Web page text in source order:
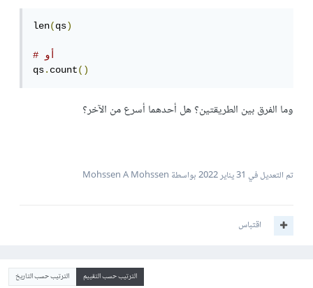
len(qs)
# أو
qs.count()
وما الفرق بين الطريقتين؟ هل أحدهما أسرع من الآخر؟
تم التعديل في 31 يناير 2022 بواسطة Mohssen A Mohssen
اقتباس
الترتيب حسب التقييم الترتيب حسب التاريخ